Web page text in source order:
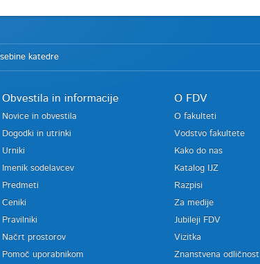
katedre
Obvestila in informacije
Novice in obvestila
Dogodki in utrinki
Urniki
Imenik sodelavcev
Predmeti
Ceniki
Pravilniki
Načrt prostorov
Pomoč uporabnikom
O FDV
O fakulteti
Vodstvo fakultete
Kako do nas
Katalog IJZ
Razpisi
Za medije
Jubileji FDV
Vizitka
Znanstvena odličnost